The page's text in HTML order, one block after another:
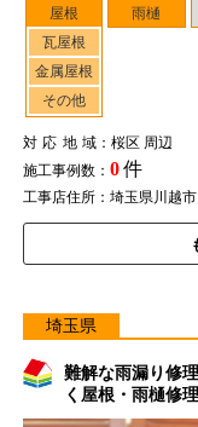
屋根
瓦屋根
金属屋根
その他
雨樋
対応地域：桜区 周辺
施工事例数： 0件
工事店住所：埼玉県川越
埼玉県
難解な雨漏り修
く屋根・雨樋修